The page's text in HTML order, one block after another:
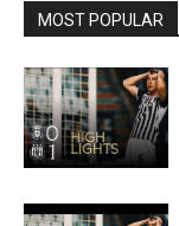
MOST POPULAR